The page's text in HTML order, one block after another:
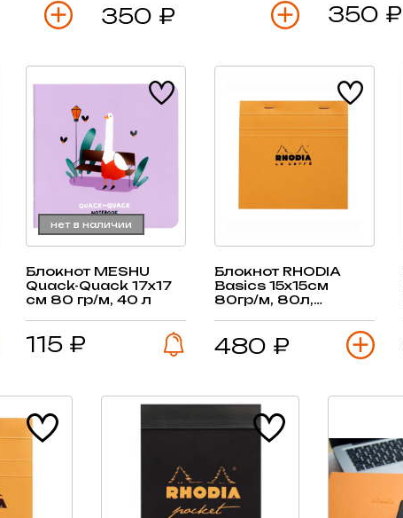
350 ₽ 350 ₽
нет в наличии
Блокнот MESHU
Quack-Quack 17х17
см 80 гр/м, 40 л
115 ₽
Блокнот RHODIA
Basics 15х15см
80гр/м, 80л,
480 ₽